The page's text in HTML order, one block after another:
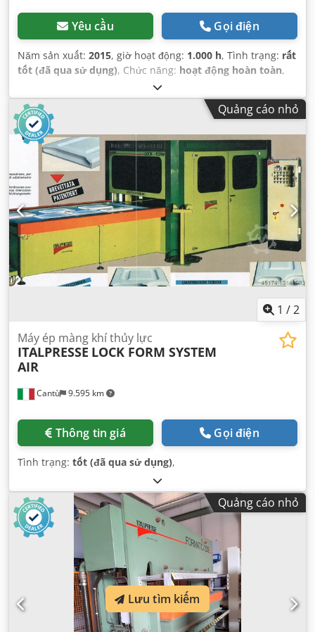
Yêu cầu Gọi điện
Năm sản xuất: 2015, giờ hoạt động: 1.000 h, Tình trạng: rất
tốt (đã qua sử dụng), Chức năng: hoạt động hoàn toàn,
M15090L,
Quảng cáo nhỏ
1 /2
Cantù 9.595 km
Máy ép màng khí thủy lực
ITALPRESSE LOCK FORM SYSTEM
AIR
Thông tin giá Gọi điện
Tình trạng: tốt (đã qua sử dụng),
Quảng cáo nhỏ
Lưu tìm kiếm